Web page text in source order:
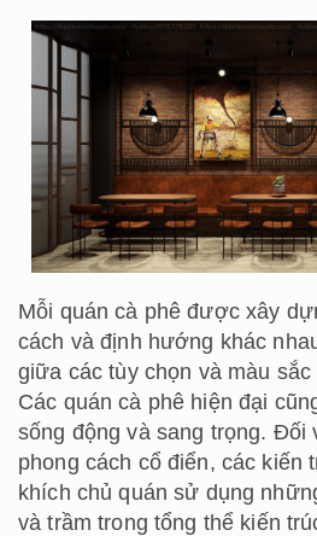
Mỗi quán cà phê được xây
cách và định hướng khác
giữa các tùy chọn và màu
Các quán cà phê hiện đại
sống động và sang trọng. Đối
phong cách cổ điển, các kiến
khích chủ quán sử dụng
và trầm trong tổng thể kiến